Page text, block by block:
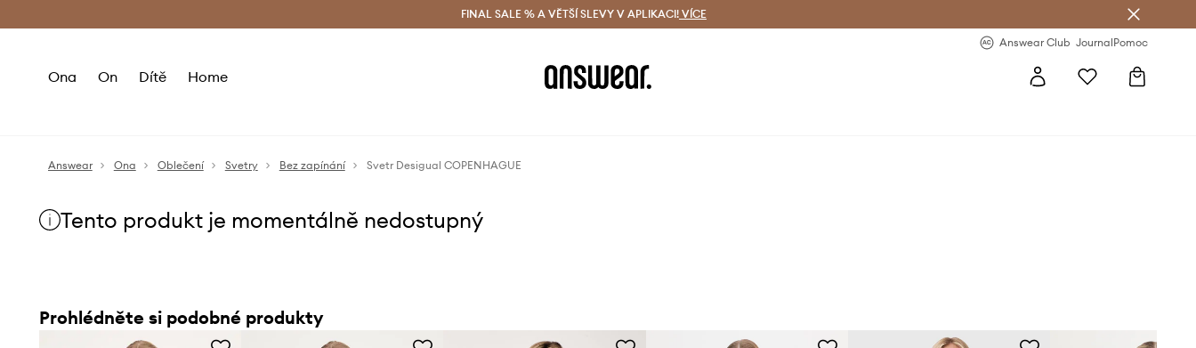
Doručení a vrácení zdarma (od 1800 Kč) Doručení i do 24 h
FINAL SALE % A VĚTŠÍ SLEVY V APLIKACI! VÍCE
Answear Club JournalPomoc
Ona On Dítě Home
Answear Ona Oblečení Svetry Bez zapínání Svetr Desigual COPENHAGUE
Tento produkt je momentálně nedostupný
Prohlédněte si podobné produkty